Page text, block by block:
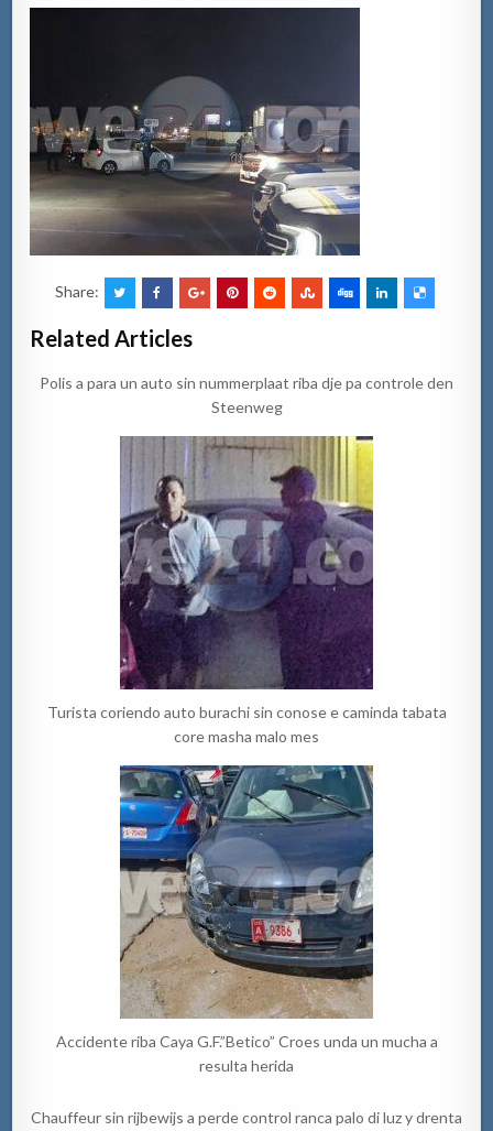
Share:
Related Articles
Polis a para un auto sin nummerplaat riba dje pa controle den
Steenweg
Turista coriendo auto burachi sin conose e caminda tabata
core masha malo mes
Accidente riba Caya G.F.”Betico” Croes unda un mucha a
resulta herida
Chauffeur sin rijbewijs a perde control ranca palo di luz y drenta